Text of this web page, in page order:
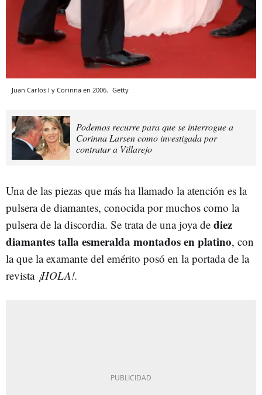
Juan Carlos I y Corinna en 2006. Getty
Podemos recurre para que se interrogue a
Corinna Larsen como investigada por
contratar a Villarejo
Una de las piezas que más ha llamado la atención es la
pulsera de diamantes, conocida por muchos como la
pulsera de la discordia. Se trata de una joya de diez
diamantes talla esmeralda montados en platino, con
la que la examante del emérito posó en la portada de la
revista¡HOLA!.